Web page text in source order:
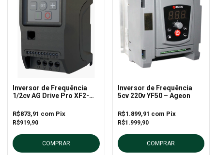
Inversor de Frequência
1/2cv AG Drive Pro XF2-
R$919,90
R$873,91 com Pix
COMPRAR
Inversor de Frequência
5cv 220v YF50 – Ageon
R$1.999,90
R$1.899,91 com Pix
COMPRAR